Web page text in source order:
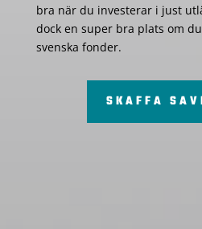
bra när du investerar i just
dock en super bra plats om
svenska fonder.
SKAFFA